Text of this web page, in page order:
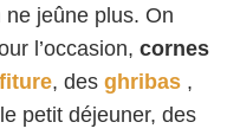
ne jeûne plus. On
l’occasion, cornes
, des ghribas ,
petit déjeuner, des